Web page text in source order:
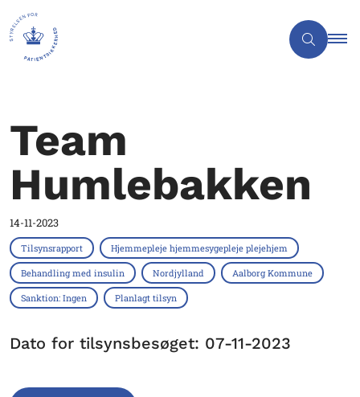
Team
Humlebakken
14-11-2023
Tilsynsrapport Hjemmepleje hjemmesygepleje plejehjem
Behandling med insulin Nordjylland Aalborg Kommune
Sanktion: Ingen Planlagt tilsyn
Dato for tilsynsbesøget: 07-11-2023